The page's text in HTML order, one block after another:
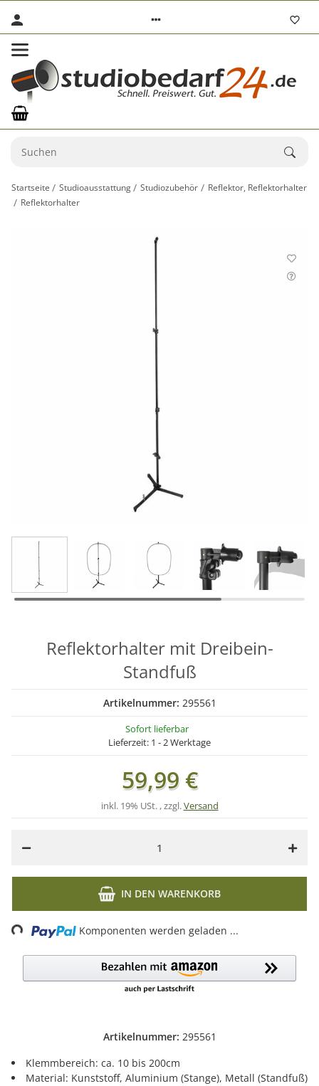
Startseite Studioausstattung Studiozubehör
Reflektor, Reflektorhalter
Reflektorhalter
Artikelnummer: 295561
Klemmbereich: ca. 10 bis 200cm
Material: Kunststoff, Aluminium (Stange), Metall (Standfuß)
Reflektorhalter mit Dreibein-
Standfuß
Artikelnummer: 295561
Sofort lieferbar
Lieferzeit: 1 - 2 Werktage
59,99 €
inkl. 19% USt. , zzgl.Versand
IN DEN WARENKORB
Loading... Komponenten werden geladen ...